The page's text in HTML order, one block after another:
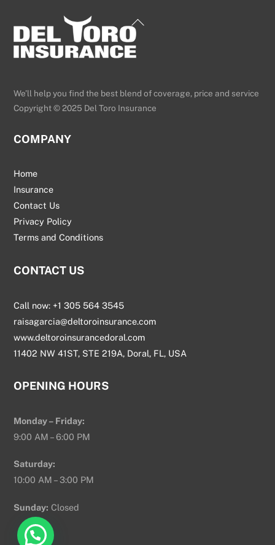
Back
We’ll help you find the best blend of coverage, price and service
Copyright © 2025 Del Toro Insurance
COMPANY
Home
Insurance
Contact Us
Privacy Policy
Terms and Conditions
CONTACT US
Call now: +1 305 564 3545
raisagarcia@deltoroinsurance.com
www.deltoroinsurancedoral.com
11402 NW 41ST, STE 219A, Doral, FL, USA
OPENING HOURS
Monday – Friday:
9:00 AM – 6:00 PM
Saturday:
10:00 AM – 3:00 PM
Sunday: Closed